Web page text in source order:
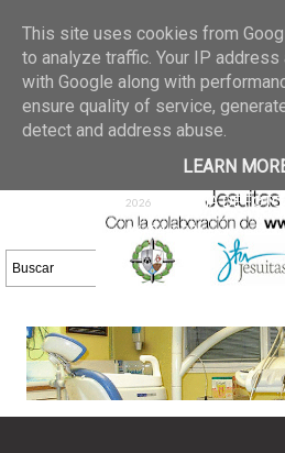
02 jun 2026
30/05/2026
25 may
DE FOTOS 23/05/2026
2026
GALERIA DE
16/05/2026
DE FOTOS 09/05/2026
2026
GALERIA DE
26/04/2026
This site uses cookies from
to analyze traffic. Your IP
with Google along with
ensure quality of service,
detect and address abuse.
LEARN